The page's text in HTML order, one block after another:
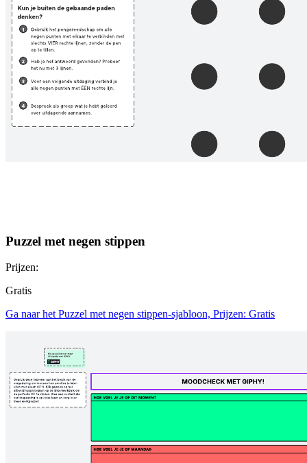
Puzzel met negen stippen
Prijzen:
Gratis
Ga naar het Puzzel met negen stippen-sjabloon, Prijzen: Gratis